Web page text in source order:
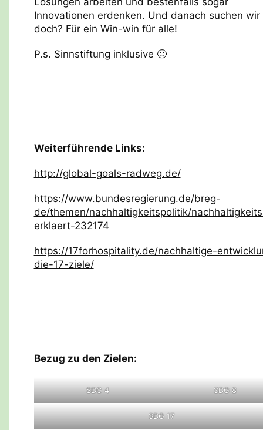
Innovationen erdenken. Und danach suchen wir
doch? Für ein Win-win für alle!
P.s. Sinnstiftung inklusive 🙂
Weiterführende Links:
http://global-goals-radweg.de/
https://www.bundesregierung.de/breg-
de/themen/nachhaltigkeitspolitik/
erklaert-232174
https://17forhospitality.de/nachhaltige-
die-17-ziele/
Bezug zu den Zielen:
SDG 4 SDG 8
SDG 17